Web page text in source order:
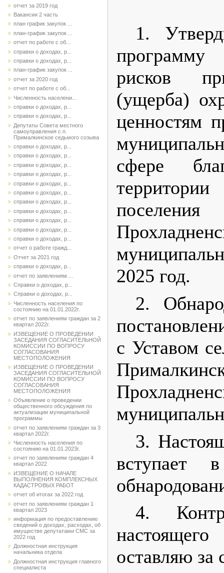
отчет за 2019 год
Вакансии 2 часть
план график закупок ...
план-график закупок ...
отчет по работе с об...
справки о доходах, р...
справки о доходах, р...
план-график закупок ...
отчет за 2020 год
отчет по работе с об...
Численность населени...
справки о доходах, р...
справки о доходах, р...
Депутаты Совета местного
самоуправления с.п.
Прималкинское седьмого созыва
справки о доходах, р...
справки о доходах, р...
справки о доходах, р...
справки о доходах, р...
справки о доходах, р...
справки о доходах, р...
справки о доходах, р...
справки о доходах, р...
справки о доходах, р...
справки о доходах, р...
справки о доходах, р...
отчет о работе гражд...
Отчет за 2021 год
справки о доходах, р...
отчет по заявлениям ...
Справки о доходах, р...
Справки о доходах, р...
Численность населения по
состоянию на 01.01.2022г.
отчет по заявлениям граждан за 2
квартал 2022г.
ИЗВЕЩЕНИЕ О ПРОВЕДЕНИИ
ЗАСЕДАНИЯ СОГЛАСИТЕЛЬНОЙ
КОМИССИИ ПО ВОПРОСУ
СОГЛАСОВАНИЯ
МЕСТОПОЛОЖЕНИЯ
ИЗВЕЩЕНИЕ О ПРОВЕДЕНИИ
ЗАСЕДАНИЯ СОГЛАСИТЕЛЬНОЙ
КОМИССИИ ПО ВОПРОСУ
СОГЛАСОВАНИЯ
МЕСТОПОЛОЖЕНИЯ
Объявление о проведении
общественного обсуждения по
актуализации муниципальной
программы
отчет по заявлениям граждан за 3
квартал 2022г.
Численность населения по
состоянию на 01.01.2023г.
отчет по заявлениям граждан 4
квартал 2022
ИЗВЕЩЕНИЕ О НАЧАЛЕ
ВЫПОЛНЕНИЯ КОМПЛЕКСНЫХ
КАДАСТРОВЫХ РАБОТ
отчет об итогах за 2022 год
отчет по заявлениям граждан 1
квартал 2023
информация по предоставлению
сведений о доходах, расходах, об
имуществе депутатами СМС за
2022 год
Должностная инструкция
начальника отдела
Должностная инструкция главного
специалиста
1.
рисков
(ущерба)
ценностям
сфере
2025 год.
2.
с Уставом
3.
4.
оставляю за